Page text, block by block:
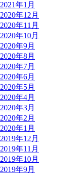
2021年1月
2020年12月
2020年11月
2020年10月
2020年9月
2020年8月
2020年7月
2020年6月
2020年5月
2020年4月
2020年3月
2020年2月
2020年1月
2019年12月
2019年11月
2019年10月
2019年9月